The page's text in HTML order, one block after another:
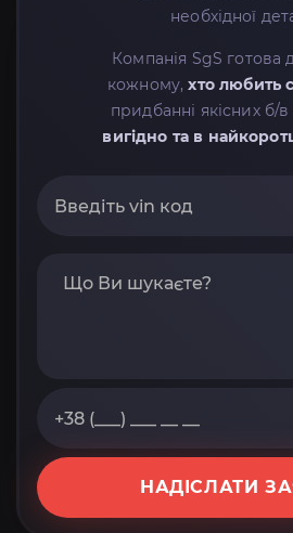
необхідної
Компанія SgS готова
кожному,хто любить
придбанні якісних б/
вигідно та в
НАДІСЛАТИ